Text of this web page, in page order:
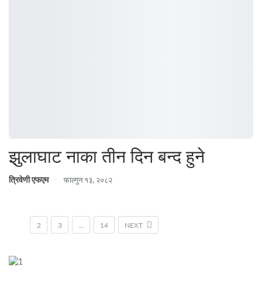
झुलाघाट नाका तीन दिन बन्द हुने
त्रिवेणी एफएम फाल्गुन १३, २०८२
2 3 14 NEXT